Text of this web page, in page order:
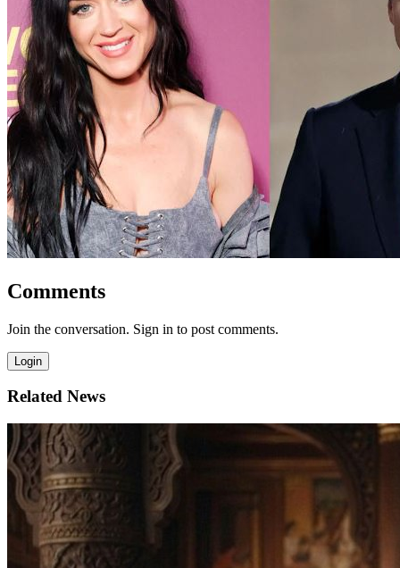
Comments
Join the conversation. Sign in to post comments.
Login
Related News